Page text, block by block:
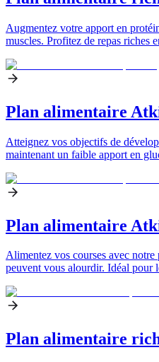
Augmentez votre apport en
muscles. Profitez de repas riches
Plan alimentaire
Atteignez vos objectifs de
maintenant un faible apport en
Plan alimentaire
Alimentez vos courses avec
peuvent vous alourdir. Idéal pour
Plan alimentaire